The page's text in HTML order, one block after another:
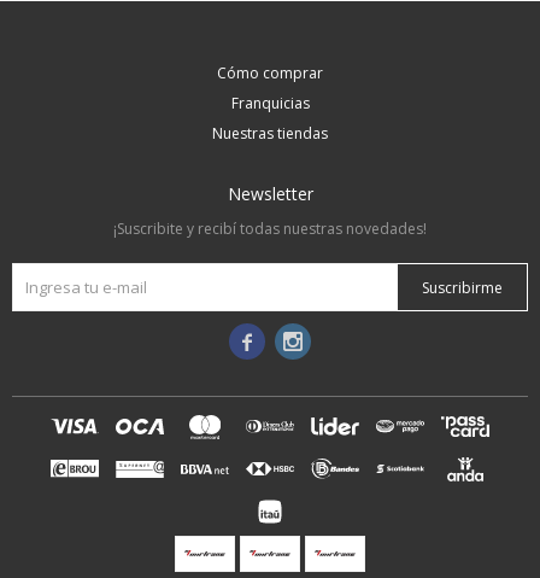
Cómo comprar
Franquicias
Nuestras tiendas
Newsletter
¡Suscribite y recibí todas nuestras novedades!
Suscribirme
 